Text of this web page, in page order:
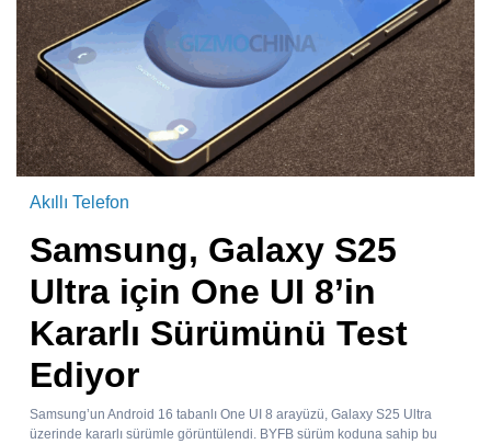
Akıllı Telefon
Samsung, Galaxy S25
Ultra için One UI 8’in
Kararlı Sürümünü Test
Ediyor
Samsung’un Android 16 tabanlı One UI 8 arayüzü, Galaxy S25 Ultra
üzerinde kararlı sürümle görüntülendi. BYFB sürüm koduna sahip bu